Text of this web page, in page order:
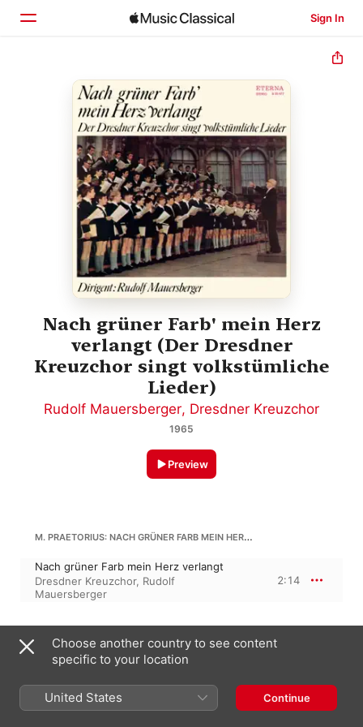
Sign In
Home
Browse
Search
Nach grüner Farb' mein Herz
verlangt (Der Dresdner
Kreuzchor singt volkstümliche
Lieder)
Rudolf Mauersberger, Dresdner Kreuzchor
1965
Preview
M. PRAETORIUS: NACH GRÜNER FARB MEIN HERZ VERLANGT
Nach grüner Farb mein Herz verlangt
Dresdner Kreuzchor, Rudolf
Mauersberger
2:14
Schöner Frühling, komm doch wieder
Dresdner Kreuzchor,Rudolf
Mauersberger
2:11
Choose another country to see content
specific to your location
United States Continue